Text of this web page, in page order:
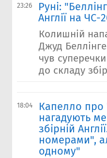
23:26
Руні:
Англії на ЧС-
Колишній
Джуд
чув
до складу
18:04
Капелло про
нагадують
збірній
номерами",
одному"